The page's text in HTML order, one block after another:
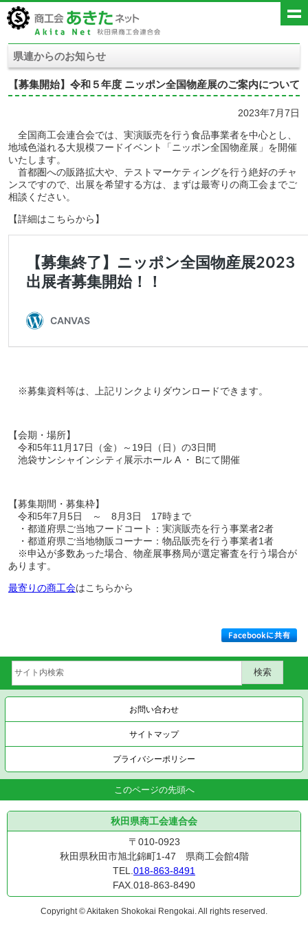
県連からのお知らせ
【募集開始】令和５年度 ニッポン全国物産展のご案内について
2023年7月7日
全国商工会連合会では、実演販売を行う食品事業者を中心とし、
地域色溢れる大規模フードイベント「ニッポン全国物産展」を開催
いたします。
首都圏への販路拡大や、テストマーケティングを行う絶好のチャ
ンスですので、出展を希望する方は、まずは最寄りの商工会までご
相談ください。
【詳細はこちらから】
※募集資料等は、上記リンクよりダウンロードできます。
【会期・場所】
令和5年11月17日（金）～19日（日）の3日間
池袋サンシャインシティ展示ホール A ・ Bにて開催
【募集期間・募集枠】
令和5年7月5日 ～ 8月3日 17時まで
・都道府県ご当地フードコート：実演販売を行う事業者2者
・都道府県ご当地物販コーナー：物品販売を行う事業者1者
※申込が多数あった場合、物産展事務局が選定審査を行う場合が
あります。
最寄りの商工会はこちらから
お問い合わせ
サイトマップ
プライバシーポリシー
このページの先頭へ
秋田県商工会連合会
〒010-0923
秋田県秋田市旭北錦町1-47 県商工会館4階
TEL.018-863-8491
FAX.018-863-8490
Copyright © Akitaken Shokokai Rengokai. All rights reserved.